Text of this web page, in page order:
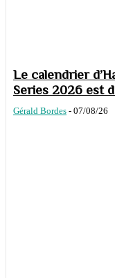
Le calendrier
Series 2026 est
Gérald Bordes - 07/08/26